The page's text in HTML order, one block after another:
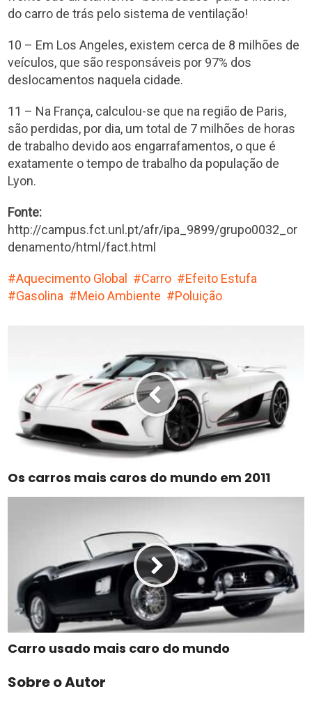
do carro de trás pelo sistema de ventilação!
10 – Em Los Angeles, existem cerca de 8 milhões de
veículos, que são responsáveis por 97% dos
deslocamentos naquela cidade.
11 – Na França, calculou-se que na região de Paris,
são perdidas, por dia, um total de 7 milhões de horas
de trabalho devido aos engarrafamentos, o que é
exatamente o tempo de trabalho da população de
Lyon.
Fonte:
http://campus.fct.unl.pt/afr/ipa_9899/grupo0032_or
denamento/html/fact.html
Aquecimento Global Carro
Efeito Estufa
Gasolina
Meio Ambiente Poluição
Os carros mais caros do mundo em 2011
Carro usado mais caro do mundo
Sobre o Autor